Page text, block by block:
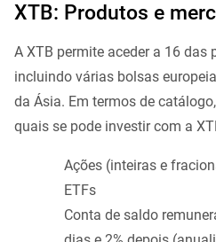
XTB: Produtos e
A XTB permite aceder a 16
incluindo várias bolsas
da Ásia. Em termos de
quais se pode investir com a
Ações (inteiras e
ETFs
Conta de saldo